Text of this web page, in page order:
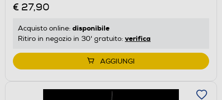
€ 27,90
Acquisto online: disponibile
Ritiro in negozio in 30' gratuito: verifica
AGGIUNGI